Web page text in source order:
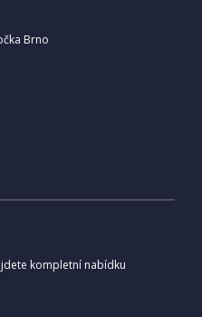
Brno
kompletní nabídku